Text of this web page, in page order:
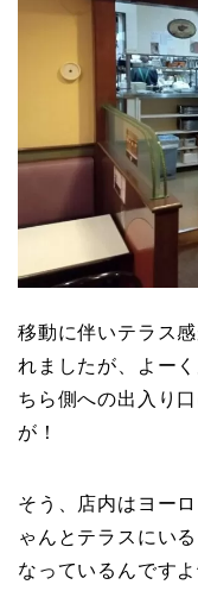
移動に伴いテラス
れましたが、よー
ちら側への出入り
が！
そう、店内はヨー
ゃんとテラスにい
なっているんです